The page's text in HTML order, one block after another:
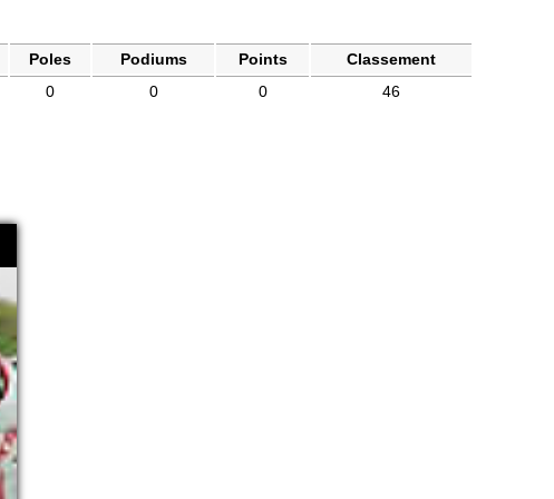
Poles Podiums Points
Classement
0 0 0 46